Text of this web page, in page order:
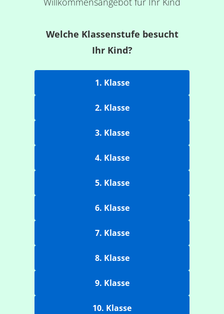
Welche Klassenstufe besucht
Ihr Kind?
1. Klasse
2. Klasse
3. Klasse
4. Klasse
5. Klasse
6. Klasse
7. Klasse
8. Klasse
9. Klasse
10. Klasse